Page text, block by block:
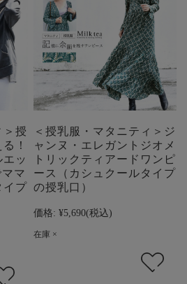
＞授
！
ッ
マ
イプ
＜授乳服・マタニティ＞ジ
ャンヌ・エレガントジオメ
トリックティアードワンピ
ース（カシュクールタイプ
の授乳口）
価格: ¥5,690(税込)
在庫 ×